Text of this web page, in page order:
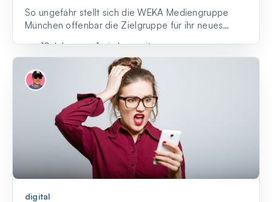
So ungefähr stellt sich die WEKA Mediengruppe
München offenbar die Zielgruppe für ihr neues
vor 10 Jahren • 1 min Lesezeit
digital